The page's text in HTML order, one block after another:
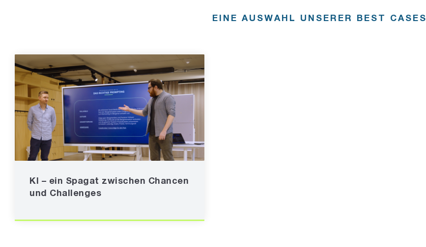
EINE AUSWAHL UNSERER BEST CASES
KI – ein Spagat zwischen Chancen
und Challenges